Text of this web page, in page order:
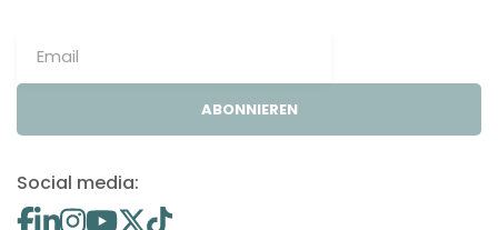
ABONNIEREN
Social media: